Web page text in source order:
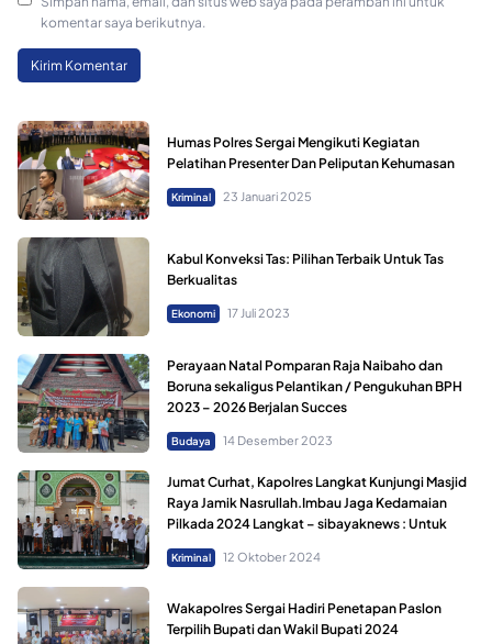
komentar saya berikutnya.
Humas Polres Sergai Mengikuti Kegiatan
Pelatihan Presenter Dan Peliputan Kehumasan
Kriminal 23 Januari 2025
Kabul Konveksi Tas: Pilihan Terbaik Untuk Tas
Berkualitas
Ekonomi 17 Juli 2023
Perayaan Natal Pomparan Raja Naibaho dan
Boruna sekaligus Pelantikan / Pengukuhan BPH
2023 – 2026 Berjalan Succes
Budaya 14 Desember 2023
Jumat Curhat, Kapolres Langkat Kunjungi Masjid
Raya Jamik Nasrullah.Imbau Jaga Kedamaian
Pilkada 2024 Langkat – sibayaknews : Untuk
Kriminal 12 Oktober 2024
Wakapolres Sergai Hadiri Penetapan Paslon
Terpilih Bupati dan Wakil Bupati 2024